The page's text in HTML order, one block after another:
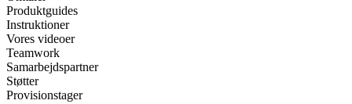
Produktguides
Instruktioner
Vores videoer
Teamwork
Samarbejdspartner
Støtter
Provisionstager